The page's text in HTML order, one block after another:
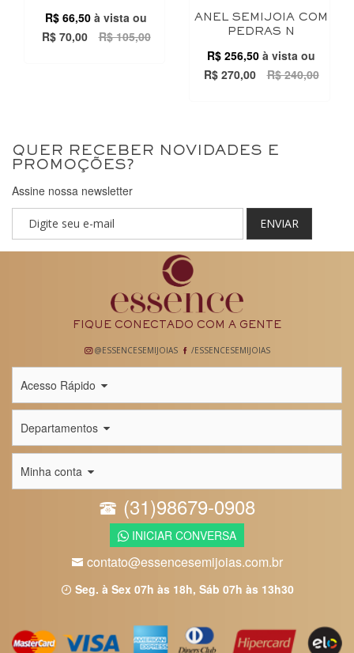
R$ 66,50 à vista ou
R$ 70,00
R$ 105,00
ANEL SEMIJOIA COM
PEDRAS N
R$ 256,50 à vista ou
R$ 270,00
R$ 240,00
QUER RECEBER NOVIDADES E
PROMOÇÕES?
Assine nossa newsletter
ENVIAR
FIQUE CONECTADO COM A GENTE
@ESSENCESEMIJOIAS /ESSENCESEMIJOIAS
Acesso Rápido
Departamentos
Minha conta
(31)98679-0908
INICIAR CONVERSA
contato@essencesemijoias.com.br
Seg. à Sex 07h às 18h, Sáb 07h às 13h30